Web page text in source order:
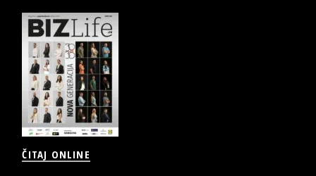
ČITAJ ONLINE